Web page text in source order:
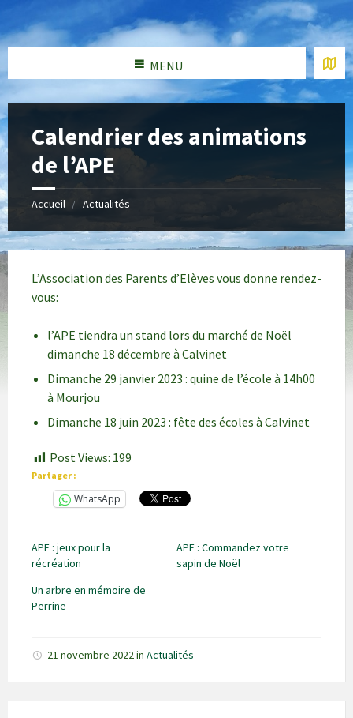
MENU
Calendrier des animations
de l’APE
Accueil Actualités
L’Association des Parents d’Elèves vous donne rendez-
vous:
l’APE tiendra un stand lors du marché de Noël
dimanche 18 décembre à Calvinet
Dimanche 29 janvier 2023 : quine de l’école à 14h00
à Mourjou
Dimanche 18 juin 2023 : fête des écoles à Calvinet
Post Views: 199
Partager :
WhatsApp
APE : jeux pour la
récréation
APE : Commandez votre
sapin de Noël
Un arbre en mémoire de
Perrine
21 novembre 2022in Actualités